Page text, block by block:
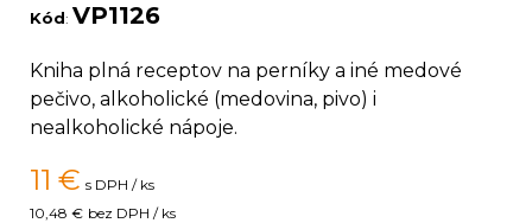
Kód: VP1126
Kniha plná receptov na perníky a iné medové
pečivo, alkoholické (medovina, pivo) i
nealkoholické nápoje.
11 € s DPH / ks
10,48 € bez DPH / ks